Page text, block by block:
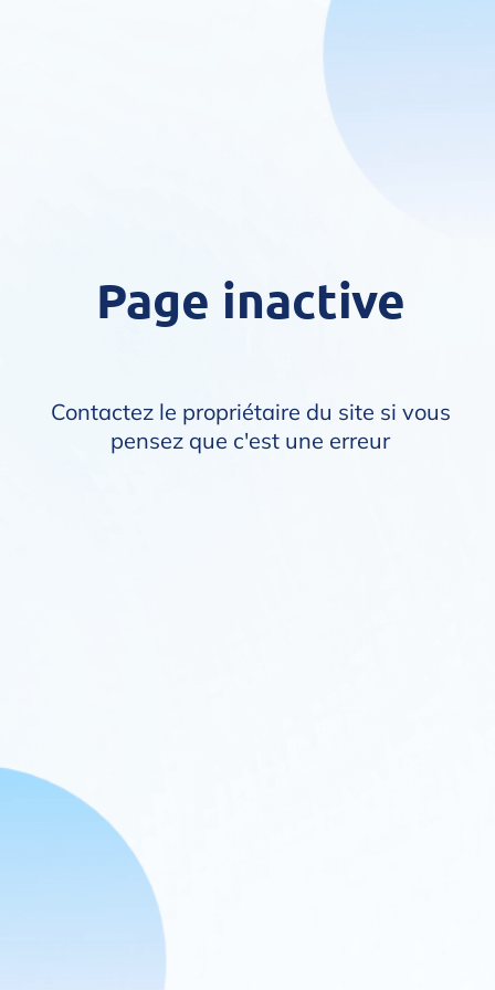
Page inactive
Contactez le propriétaire du site si vous
pensez que c'est une erreur